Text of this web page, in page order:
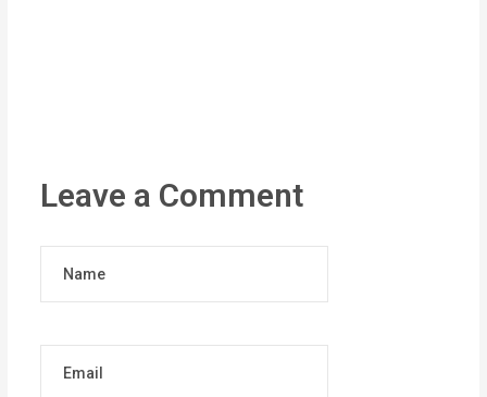
Leave a Comment